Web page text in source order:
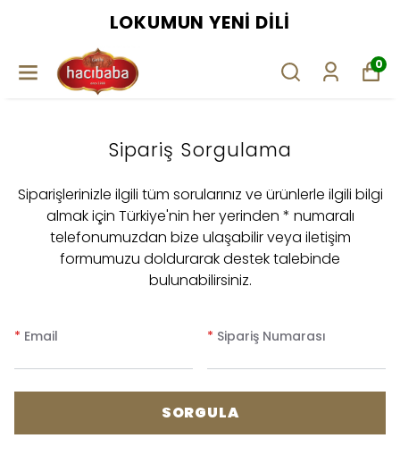
LOKUMUN YENI DILI
0
Sipariş Sorgulama
Siparişlerinizle ilgili tüm sorularınız ve ürünlerle ilgili bilgi
almak için Türkiye'nin her yerinden * numaralı
telefonumuzdan bize ulaşabilir veya iletişim
formumuzu doldurarak destek talebinde
bulunabilirsiniz.
* Email * Sipariş Numarası
SORGULA